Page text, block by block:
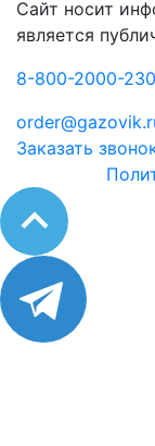
Сайт носит
является
8-800-2000-230
Заказать